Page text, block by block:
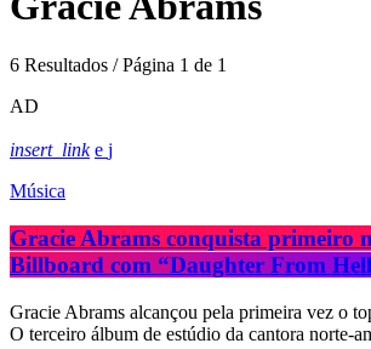
6 Resultados / Página 1 de 1
AD
insert_link
Música
Gracie Abrams conquista primeiro
Billboard com “Daughter From
Gracie Abrams alcançou pela primeira vez o
O terceiro álbum de estúdio da cantora norte-